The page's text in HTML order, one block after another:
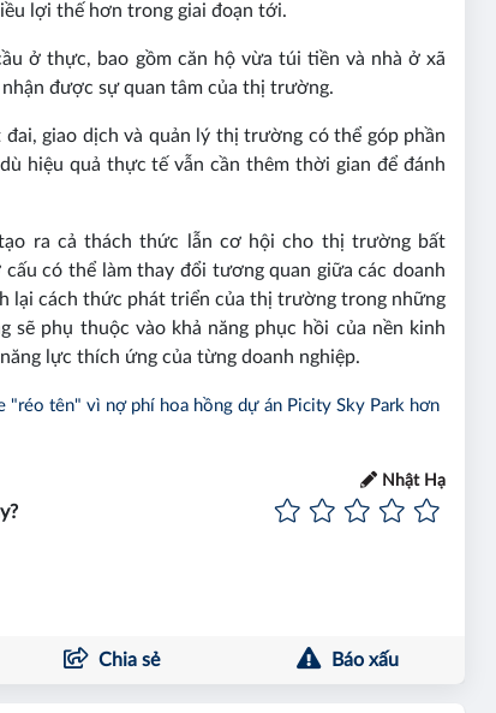
lợi thế hơn trong giai đoạn tới.
ở thực, bao gồm căn hộ vừa túi tiền và nhà ở xã
được sự quan tâm của thị trường.
đai, giao dịch và quản lý thị trường có thể góp phần
hiệu quả thực tế vẫn cần thêm thời gian để đánh
ra cả thách thức lẫn cơ hội cho thị trường bất
có thể làm thay đổi tương quan giữa các doanh
lại cách thức phát triển của thị trường trong những
sẽ phụ thuộc vào khả năng phục hồi của nền kinh
lực thích ứng của từng doanh nghiệp.
"réo tên" vì nợ phí hoa hồng dự án Picity Sky Park hơn
Nhật Hạ
Chia sẻ Báo xấu